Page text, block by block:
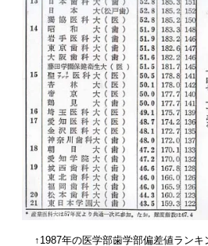
↑1987年の医学部歯学部偏差値ランキ